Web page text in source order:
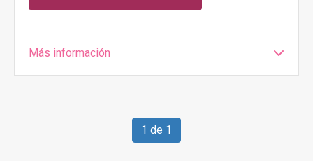
Más información
1 de 1